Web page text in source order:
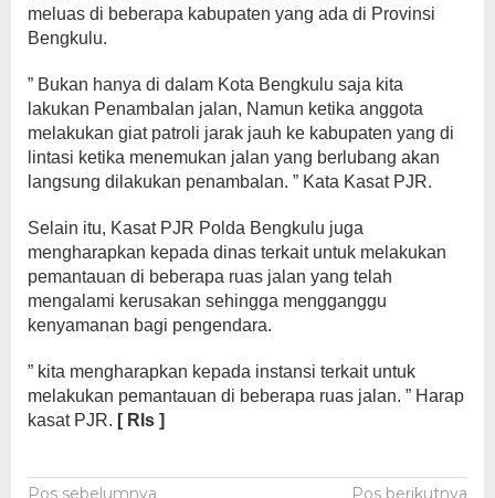
meluas di beberapa kabupaten yang ada di Provinsi
Bengkulu.
” Bukan hanya di dalam Kota Bengkulu saja kita
lakukan Penambalan jalan, Namun ketika anggota
melakukan giat patroli jarak jauh ke kabupaten yang di
lintasi ketika menemukan jalan yang berlubang akan
langsung dilakukan penambalan. ” Kata Kasat PJR.
Selain itu, Kasat PJR Polda Bengkulu juga
mengharapkan kepada dinas terkait untuk melakukan
pemantauan di beberapa ruas jalan yang telah
mengalami kerusakan sehingga mengganggu
kenyamanan bagi pengendara.
” kita mengharapkan kepada instansi terkait untuk
melakukan pemantauan di beberapa ruas jalan. ” Harap
kasat PJR. [ Rls ]
Pos sebelumnya Pos berikutnya